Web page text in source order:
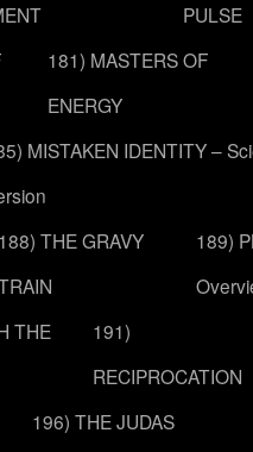
PULSE
181) MASTERS OF
ENERGY
MISTAKEN IDENTITY –
188) THE GRAVY
189)
THE
191)
RECIPROCATION
196) THE JUDAS